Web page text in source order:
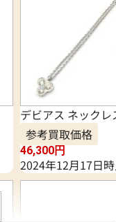
デビアス ネックレ
参考買取価格
46,300円
2024年12月17日